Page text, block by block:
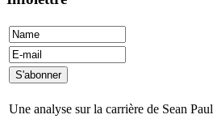
Une analyse sur la carrière de Sean Paul